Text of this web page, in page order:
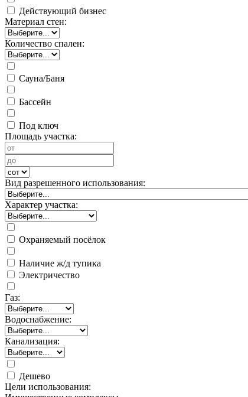
Действующий бизнес
Материал стен:
Количество спален:
Сауна/Баня
Бассейн
Под ключ
Площадь участка:
Вид разрешенного использования:
Характер участка:
Охраняемый посёлок
Наличие ж/д тупика
Электричество
Газ:
Водоснабжение:
Канализация:
Дешево
Цели использования: